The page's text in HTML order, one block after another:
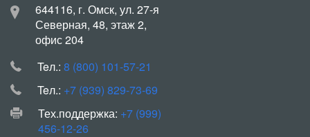
644116, г. Омск, ул. 27-я
Северная, 48, этаж 2,
офис 204
Teл.: 8 (800) 101-57-21
Teл.: +7 (939) 829-73-69
Тех.поддержка: +7 (999)
456-12-26